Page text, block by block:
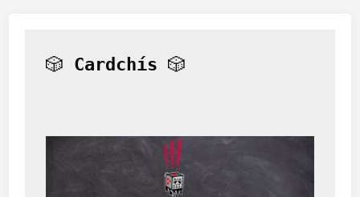
🎲 Cardchís 🎲